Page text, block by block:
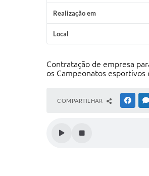
Realização em
Local
Contratação de empresa
os Campeonatos esportivos
COMPARTILHAR